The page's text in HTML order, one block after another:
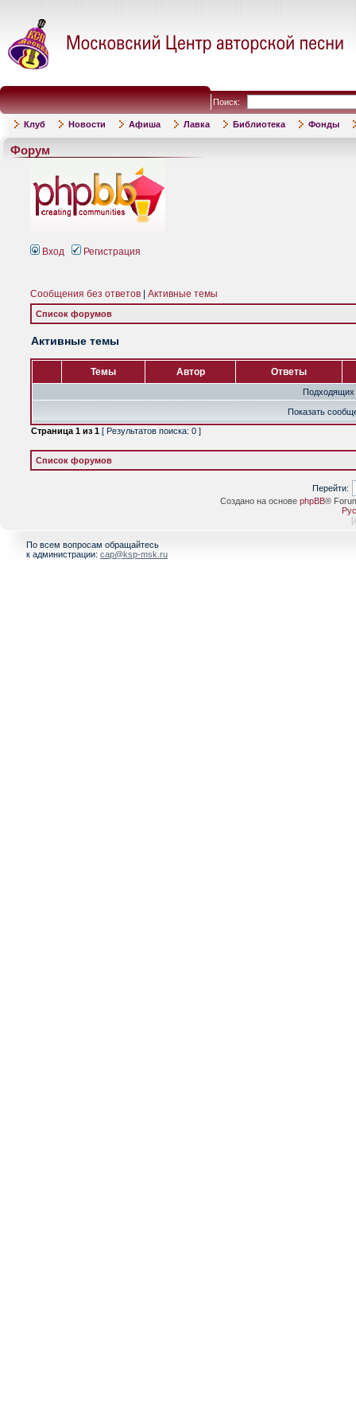
Поиск:
Клуб Новости Афиша Лавка Библиотека Фонды
Форум
Вход Регистрация
Сообщения без ответов Активные темы
Список форумов
Активные темы
Темы Автор Ответы
Подходящих
Показать
Страница 1 из 1 [ Результатов поиска: 0 ]
Список форумов
Перейти:
Создано на основе phpBB®
[
По всем вопросам обращайтесь
к администрации: cap@ksp-msk.ru